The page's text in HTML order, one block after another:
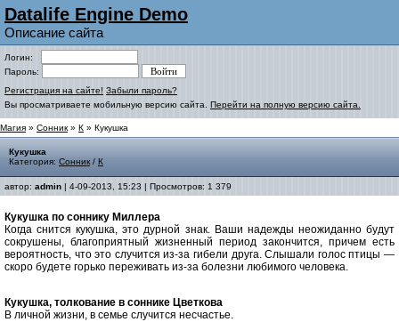
Datalife Engine Demo
Описание сайта
Логин:
Пароль:
Регистрация на сайте! Забыли пароль?
Вы просматриваете мобильную версию сайта. Перейти на полную версию сайта.
Магия » Сонник » К » Кукушка
Кукушка
Категория: Сонник / К
автор: admin | 4-09-2013, 15:23 | Просмотров: 1 379
Кукушка по соннику Миллера
Когда снится кукушка, это дурной знак. Ваши надежды неожиданно будут
сокрушены, благоприятный жизненный период закончится, причем есть
вероятность, что это случится из-за гибели друга.Слышали голос птицы —
скоро будете горько переживать из-за болезни любимого человека.
Кукушка, толкование в соннике Цветкова
В личной жизни, в семье случится несчастье.